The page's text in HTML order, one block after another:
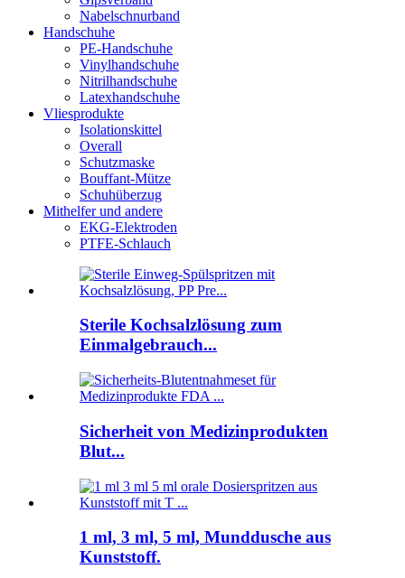
Nabelschnurband
Handschuhe
PE-Handschuhe
Vinylhandschuhe
Nitrilhandschuhe
Latexhandschuhe
Vliesprodukte
Isolationskittel
Overall
Schutzmaske
Bouffant-Mütze
Schuhüberzug
Mithelfer und andere
EKG-Elektroden
PTFE-Schlauch
Sterile Kochsalzlösung zum
Einmalgebrauch...
Sicherheit von Medizinprodukten
Blut...
1 ml, 3 ml, 5 ml, Munddusche aus
Kunststoff.